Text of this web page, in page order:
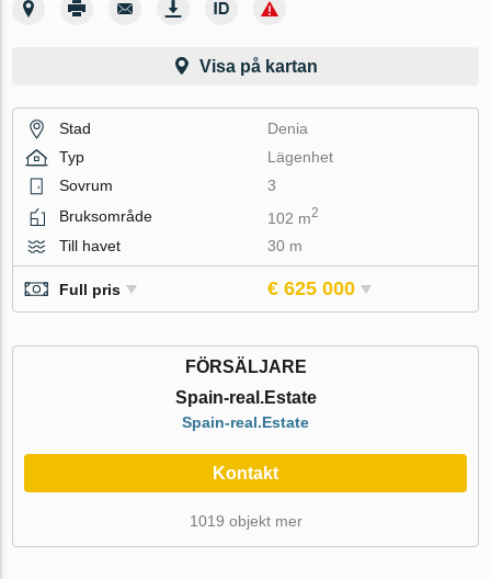
Visa på kartan
Stad
Denia
Typ
Lägenhet
Sovrum
3
Bruksområde
102 m2
Till havet 30 m
Full pris € 625 000
FÖRSÄLJARE
Spain-real.Estate
Spain-real.Estate
Kontakt
1019 objekt mer